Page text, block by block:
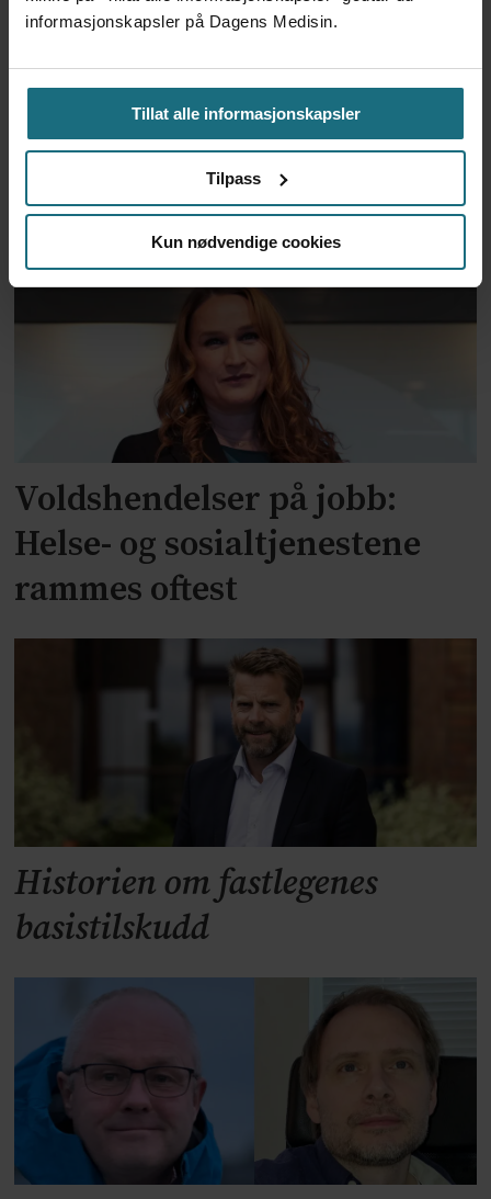
informasjonskapsler på Dagens Medisin.
Tillat alle informasjonskapsler
Tilpass
Kun nødvendige cookies
To år til utredning av
alternativkostnad skal være
klar
Voldshendelser på jobb:
Helse- og sosialtjenestene
rammes oftest
Historien om fastlegenes
basistilskudd